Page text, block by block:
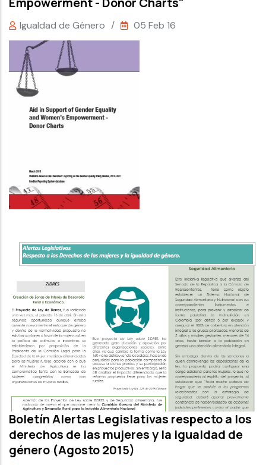
Igualdad de Género / 05 Feb 16
Boletín Alertas Legislativas respecto a los
derechos de las mujeres y la igualdad de
género (Agosto 2015)